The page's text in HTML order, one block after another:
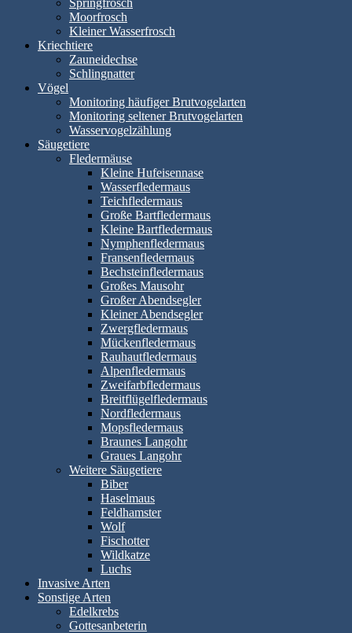
Springfrosch
Moorfrosch
Kleiner Wasserfrosch
Kriechtiere
Zauneidechse
Schlingnatter
Vögel
Monitoring häufiger Brutvogelarten
Monitoring seltener Brutvogelarten
Wasservogelzählung
Säugetiere
Fledermäuse
Kleine Hufeisennase
Wasserfledermaus
Teichfledermaus
Große Bartfledermaus
Kleine Bartfledermaus
Nymphenfledermaus
Fransenfledermaus
Bechsteinfledermaus
Großes Mausohr
Großer Abendsegler
Kleiner Abendsegler
Zwergfledermaus
Mückenfledermaus
Rauhautfledermaus
Alpenfledermaus
Zweifarbfledermaus
Breitflügelfledermaus
Nordfledermaus
Mopsfledermaus
Braunes Langohr
Graues Langohr
Weitere Säugetiere
Biber
Haselmaus
Feldhamster
Wolf
Fischotter
Wildkatze
Luchs
Invasive Arten
Sonstige Arten
Edelkrebs
Gottesanbeterin